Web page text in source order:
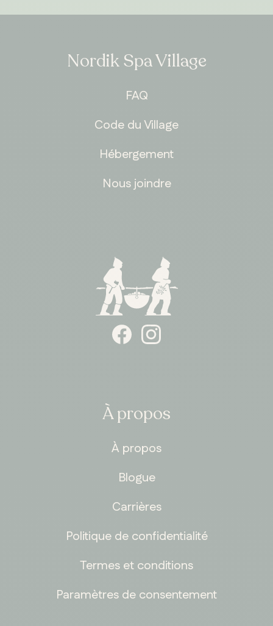
ONTARIO
Whitby
Nordik Spa Village
FAQ
Code du Village
Hébergement
Nous joindre
À propos
À propos
Blogue
Carrières
Politique de confidentialité
Termes et conditions
Paramètres de consentement